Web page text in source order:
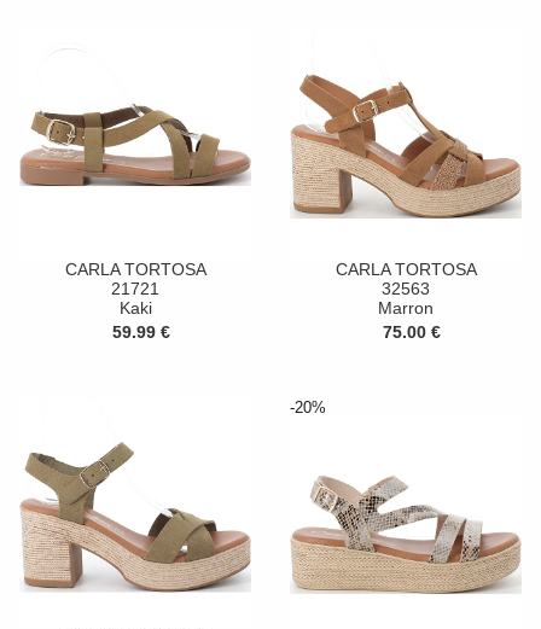
CARLA TORTOSA
21721
Kaki
59.99 €
CARLA TORTOSA
32563
Marron
75.00 €
-20%